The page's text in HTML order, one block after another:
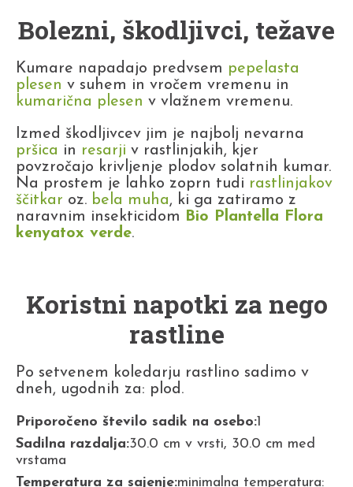
Bolezni, škodljivci, težave
Kumare napadajo predvsem pepelasta
plesen v suhem in vročem vremenu in
kumarična plesen v vlažnem vremenu.
Izmed škodljivcev jim je najbolj nevarna
pršica in resarji v rastlinjakih, kjer
povzročajo krivljenje plodov solatnih kumar.
Na prostem je lahko zoprn tudi rastlinjakov
ščitkar oz. bela muha, ki ga zatiramo z
naravnim insekticidom Bio Plantella Flora
kenyatox verde.
Koristni napotki za nego
rastline
Po setvenem koledarju rastlino sadimo v
dneh, ugodnih za: plod.
Priporočeno število sadik na osebo:1
Sadilna razdalja:30.0 cm v vrsti, 30.0 cm med
vrstama
Temperatura za sajenje:minimalna temperatura: